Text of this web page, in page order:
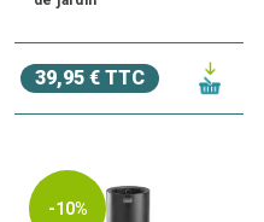
39,95 € TTC
-10%